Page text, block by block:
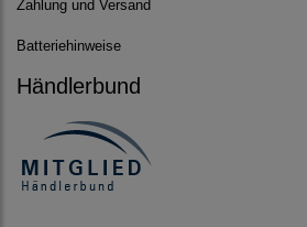
Zahlung und Versand
Batteriehinweise
Händlerbund